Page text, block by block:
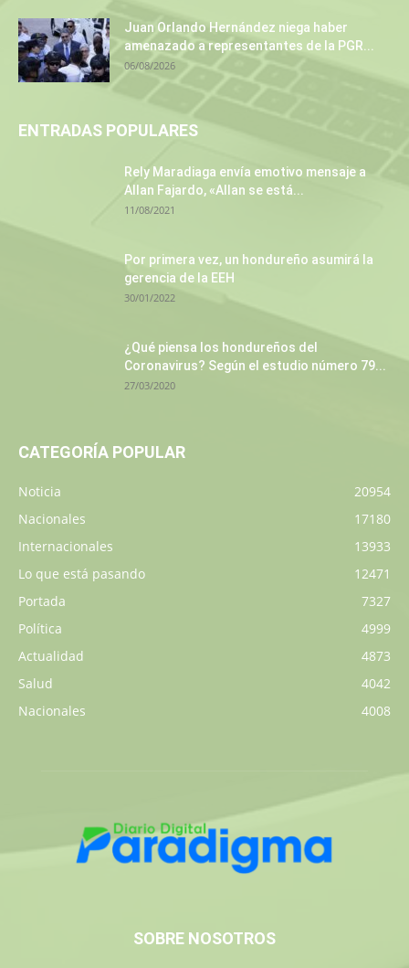
Juan Orlando Hernández niega haber
amenazado a representantes de la PGR...
06/08/2026
ENTRADAS POPULARES
Rely Maradiaga envía emotivo mensaje a
Allan Fajardo, «Allan se está...
11/08/2021
Por primera vez, un hondureño asumirá la
gerencia de la EEH
30/01/2022
¿Qué piensa los hondureños del
Coronavirus? Según el estudio número 79...
27/03/2020
CATEGORÍA POPULAR
Noticia
20954
Nacionales
17180
Internacionales
13933
Lo que está pasando
12471
Portada
7327
Política
4999
Actualidad
4873
Salud
4042
Nacionales
4008
SOBRE NOSOTROS